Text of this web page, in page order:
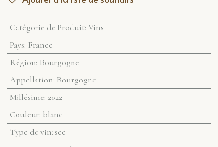
Catégorie de Produit: Vins
Pays: France
Région: Bourgogne
Appellation: Bourgogne
Millésime: 2022
Couleur: blanc
Type de vin: sec